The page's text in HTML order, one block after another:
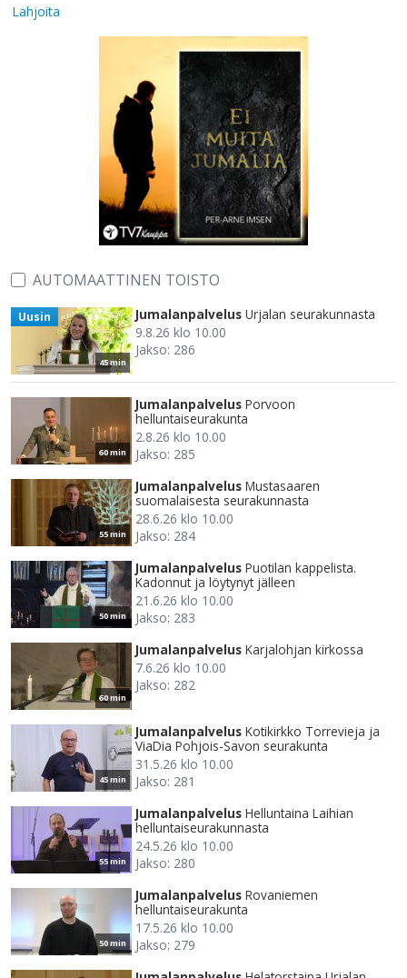
Lahjoita
AUTOMAATTINEN TOISTO
45 min
Uusin Jumalanpalvelus Urjalan seurakunnasta
9.8.26 klo 10.00
Jakso: 286
60 min
Jumalanpalvelus Porvoon
helluntaiseurakunta
2.8.26 klo 10.00
Jakso: 285
55 min
Jumalanpalvelus Mustasaaren
suomalaisesta seurakunnasta
28.6.26 klo 10.00
Jakso: 284
50 min
Jumalanpalvelus Puotilan kappelista.
Kadonnut ja löytynyt jälleen
21.6.26 klo 10.00
Jakso: 283
60 min
Jumalanpalvelus Karjalohjan kirkossa
7.6.26 klo 10.00
Jakso: 282
45 min
Jumalanpalvelus Kotikirkko Torrevieja ja
ViaDia Pohjois-Savon seurakunta
31.5.26 klo 10.00
Jakso: 281
55 min
Jumalanpalvelus Helluntaina Laihian
helluntaiseurakunnasta
24.5.26 klo 10.00
Jakso: 280
50 min
Jumalanpalvelus Rovaniemen
helluntaiseurakunta
17.5.26 klo 10.00
Jakso: 279